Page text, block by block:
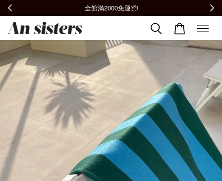
加入會員贈購物金100元